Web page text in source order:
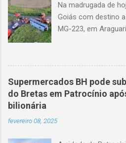
Na madrugada de
Goiás com destino
MG-223, em
volta das 3h40,
quando o motorista
veículo, atravessou
capotou em uma
vítimas fatais, há
Supermercados BH pode
do Bretas em Patrocínio
bilionária
fevereiro 08, 2025